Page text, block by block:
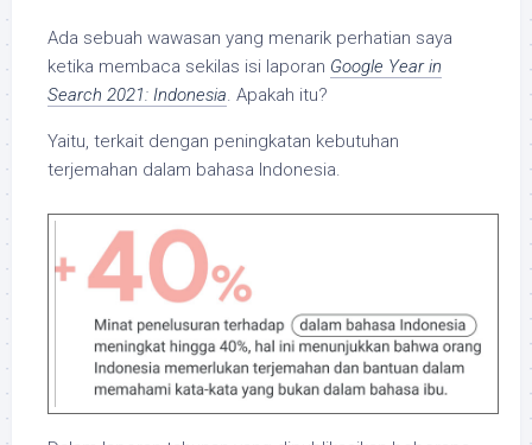
Ada sebuah wawasan yang menarik perhatian saya
ketika membaca sekilas isi laporan Google Year in
Search 2021: Indonesia. Apakah itu?
Yaitu, terkait dengan peningkatan kebutuhan
terjemahan dalam bahasa Indonesia.